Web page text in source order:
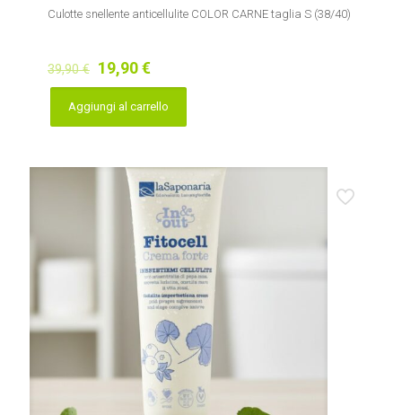
Culotte snellente anticellulite COLOR CARNE taglia S (38/40)
39,90€ Il
prezzo
originale
era:
19,90€Il
prezzo
attuale
Aggiungi al carrello